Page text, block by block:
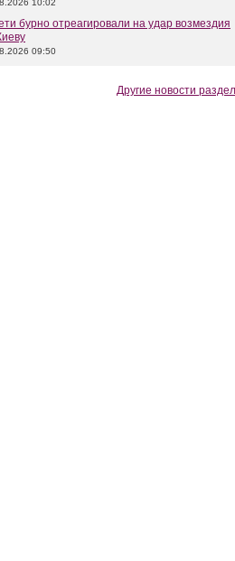
10:02
бурно отреагировали на удар возмездия
09:50
Другие новости